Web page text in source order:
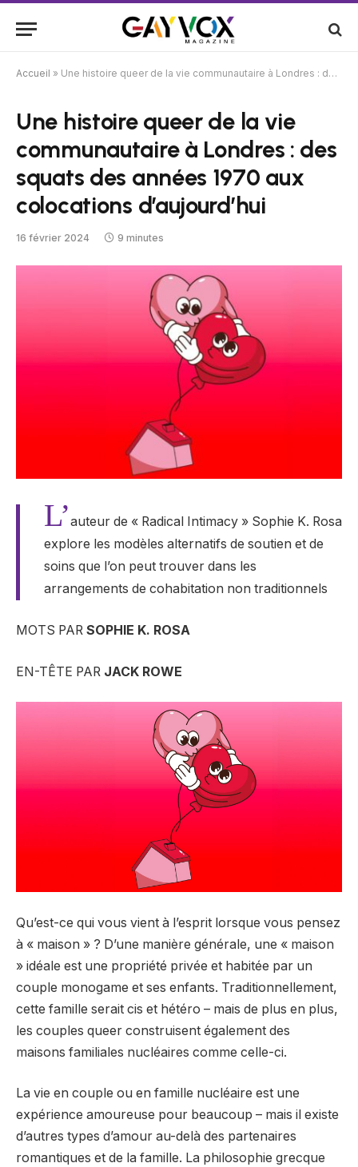
Accueil » Une histoire queer de la vie communautaire à Londres : des squats des années 1970 aux colocations d’aujourd’hui
Une histoire queer de la vie
communautaire à Londres : des
squats des années 1970 aux
colocations d’aujourd’hui
16 février 2024 9 minutes
L’auteur de « Radical Intimacy » Sophie K. Rosa
explore les modèles alternatifs de soutien et de
soins que l’on peut trouver dans les
arrangements de cohabitation non traditionnels
MOTS PAR SOPHIE K. ROSA
EN-TÊTE PAR JACK ROWE
Qu’est-ce qui vous vient à l’esprit lorsque vous pensez
à « maison » ? D’une manière générale, une « maison
» idéale est une propriété privée et habitée par un
couple monogame et ses enfants. Traditionnellement,
cette famille serait cis et hétéro – mais de plus en plus,
les couples queer construisent également des
maisons familiales nucléaires comme celle-ci.
La vie en couple ou en famille nucléaire est une
expérience amoureuse pour beaucoup – mais il existe
d’autres types d’amour au-delà des partenaires
romantiques et de la famille. La philosophie grecque